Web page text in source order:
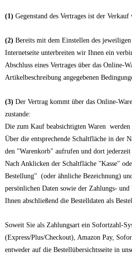
(1) Gegenstand des Vertrages ist der Verkauf
(2) Bereits mit dem Einstellen des
Internetseite unterbreiten wir Ihnen ein
Abschluss eines Vertrages über das Online-
Artikelbeschreibung angegebenen
(3) Der Vertrag kommt über das Online-
zustande:
Die zum Kauf beabsichtigten Waren
Über die entsprechende Schaltfläche in der
den "Warenkorb" aufrufen und dort
Nach Anklicken der Schaltfläche "Kasse"
Bestellung" (oder ähnliche Bezeichnung)
persönlichen Daten sowie der Zahlungs- und
Ihnen abschließend die Bestelldaten als
Soweit Sie als Zahlungsart ein Sofortzahl-
(Express/Plus/Checkout), Amazon Pay,
entweder auf die Bestellübersichtsseite in